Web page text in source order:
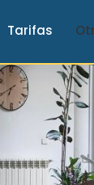
Tarifas